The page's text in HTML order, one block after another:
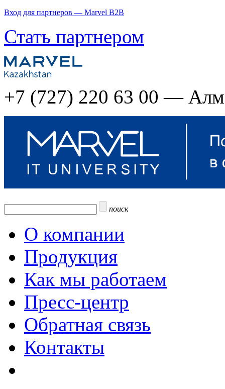
Вход для партнеров — Marvel B2B
Стать партнером
+7 (727) 220 63 00 —
поиск
О компании
Продукция
Как мы работаем
Пресс-центр
Обратная связь
Контакты